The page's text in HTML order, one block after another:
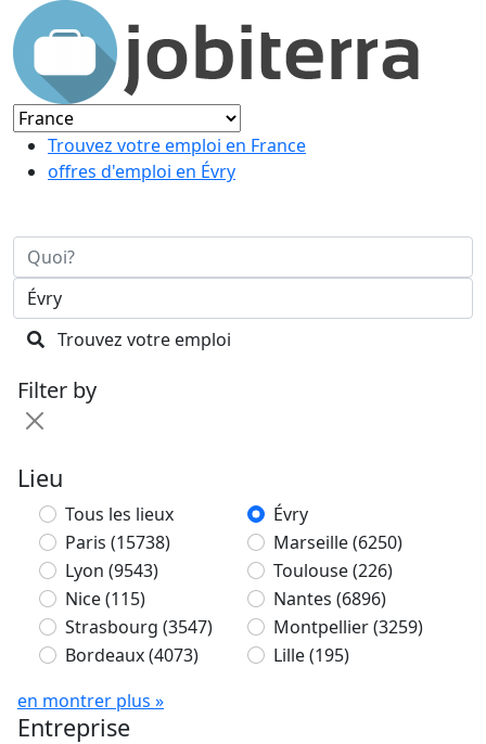
Trouvez votre emploi en France
offres d'emploi en Évry
Trouvez votre emploi
Filter by
Lieu
Tous les lieux
Évry
Paris (15738) Marseille(6250)
Lyon (9543) Toulouse(226)
Nice(115) Nantes (6896)
Strasbourg (3547) Montpellier(3259)
Bordeaux(4073) Lille(195)
en montrer plus »
Entreprise